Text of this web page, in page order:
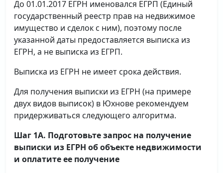
До 01.01.2017 ЕГРН именовался ЕГРП (Единый
государственный реестр прав на недвижимое
имущество и сделок с ним), поэтому после
указанной даты предоставляется выписка из
ЕГРН, а не выписка из ЕГРП.
Выписка из ЕГРН не имеет срока действия.
Для получения выписки из ЕГРН (на примере
двух видов выписок) в Юхнове рекомендуем
придерживаться следующего алгоритма.
Шаг 1А. Подготовьте запрос на получение
выписки из ЕГРН об объекте недвижимости
и оплатите ее получение